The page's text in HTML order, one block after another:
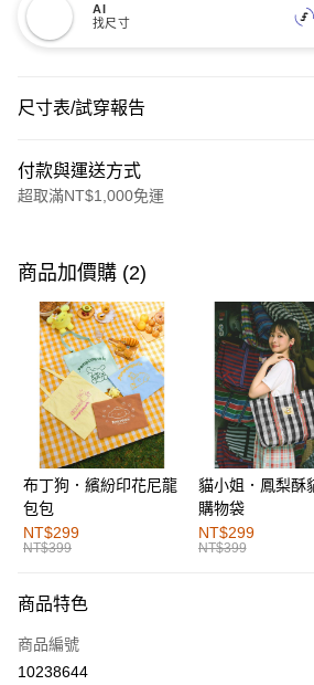
AI
找尺寸
尺寸表/試穿報告
付款與運送方式
超取滿NT$1,000免運
信用卡一次付款
購物金
超商取貨付款
LINE Pay
街口支付
運送方式
全家取貨付款
每筆NT$60，滿NT$1,000(含以上)免運費
付款後全家取貨
萊爾富取貨付款
商品加價購 (2)
布丁狗．繽紛印花尼龍
包包
NT$299
NT$399
貓小姐．鳳梨酥
購物袋
NT$299
NT$399
商品特色
商品編號
10238644